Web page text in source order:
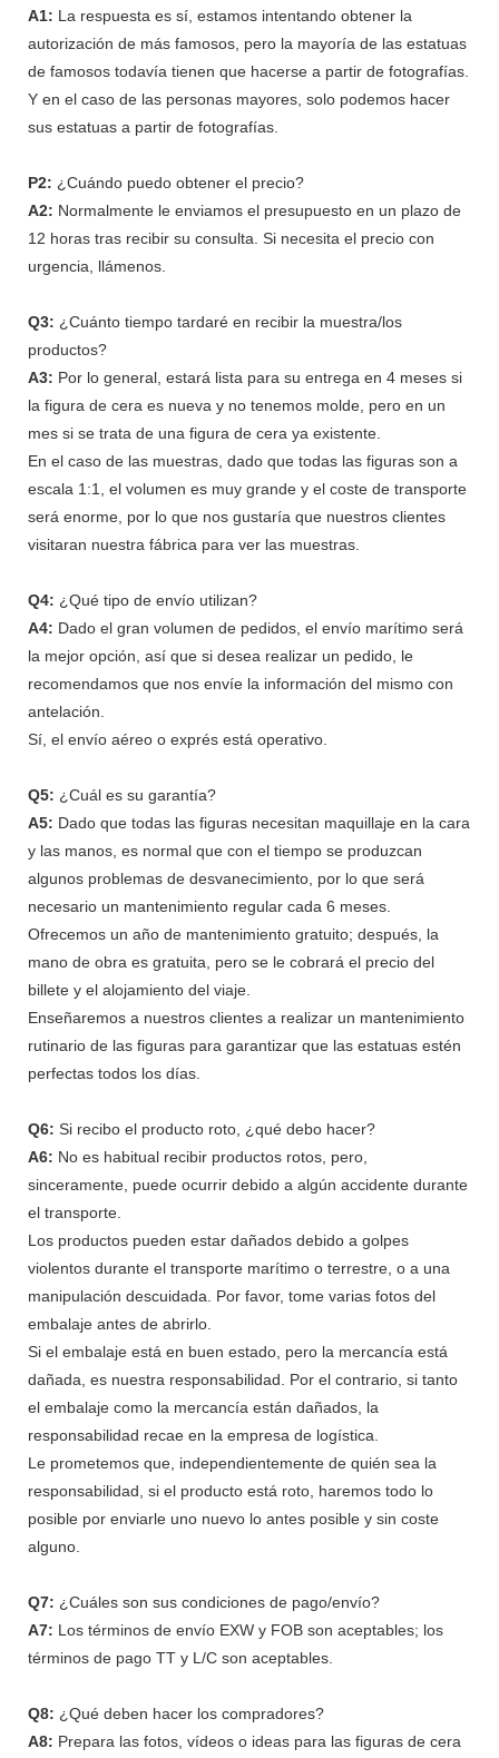
A1: La respuesta es sí, estamos intentando obtener la
autorización de más famosos, pero la mayoría de las estatuas
de famosos todavía tienen que hacerse a partir de fotografías.
Y en el caso de las personas mayores, solo podemos hacer
sus estatuas a partir de fotografías.
P2: ¿Cuándo puedo obtener el precio?
A2: Normalmente le enviamos el presupuesto en un plazo de
12 horas tras recibir su consulta. Si necesita el precio con
urgencia, llámenos.
Q3: ¿Cuánto tiempo tardaré en recibir la muestra/los
productos?
A3: Por lo general, estará lista para su entrega en 4 meses si
la figura de cera es nueva y no tenemos molde, pero en un
mes si se trata de una figura de cera ya existente.
En el caso de las muestras, dado que todas las figuras son a
escala 1:1, el volumen es muy grande y el coste de transporte
será enorme, por lo que nos gustaría que nuestros clientes
visitaran nuestra fábrica para ver las muestras.
Q4: ¿Qué tipo de envío utilizan?
A4: Dado el gran volumen de pedidos, el envío marítimo será
la mejor opción, así que si desea realizar un pedido, le
recomendamos que nos envíe la información del mismo con
antelación.
Sí, el envío aéreo o exprés está operativo.
Q5: ¿Cuál es su garantía?
A5: Dado que todas las figuras necesitan maquillaje en la cara
y las manos, es normal que con el tiempo se produzcan
algunos problemas de desvanecimiento, por lo que será
necesario un mantenimiento regular cada 6 meses.
Ofrecemos un año de mantenimiento gratuito; después, la
mano de obra es gratuita, pero se le cobrará el precio del
billete y el alojamiento del viaje.
Enseñaremos a nuestros clientes a realizar un mantenimiento
rutinario de las figuras para garantizar que las estatuas estén
perfectas todos los días.
Q6: Si recibo el producto roto, ¿qué debo hacer?
A6: No es habitual recibir productos rotos, pero,
sinceramente, puede ocurrir debido a algún accidente durante
el transporte.
Los productos pueden estar dañados debido a golpes
violentos durante el transporte marítimo o terrestre, o a una
manipulación descuidada. Por favor, tome varias fotos del
embalaje antes de abrirlo.
Si el embalaje está en buen estado, pero la mercancía está
dañada, es nuestra responsabilidad. Por el contrario, si tanto
el embalaje como la mercancía están dañados, la
responsabilidad recae en la empresa de logística.
Le prometemos que, independientemente de quién sea la
responsabilidad, si el producto está roto, haremos todo lo
posible por enviarle uno nuevo lo antes posible y sin coste
alguno.
Q7: ¿Cuáles son sus condiciones de pago/envío?
A7: Los términos de envío EXW y FOB son aceptables; los
términos de pago TT y L/C son aceptables.
Q8: ¿Qué deben hacer los compradores?
A8: Prepara las fotos, vídeos o ideas para las figuras de cera